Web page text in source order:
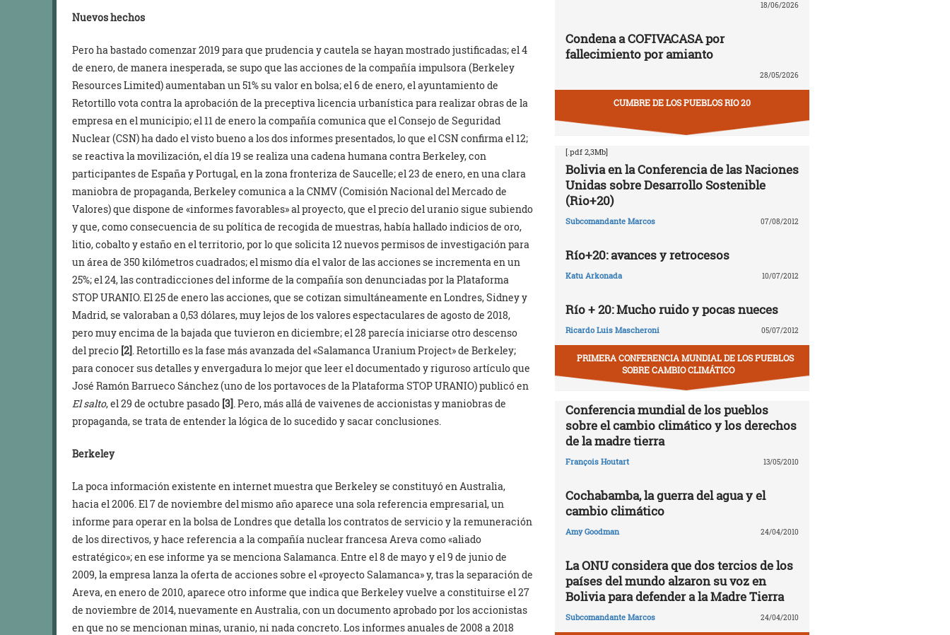
Nuevos hechos
Pero ha bastado comenzar 2019 para que prudencia y cautela se hayan mostrado justificadas; el 4
de enero, de manera inesperada, se supo que las acciones de la compañía impulsora (Berkeley
Resources Limited) aumentaban un 51% su valor en bolsa; el 6 de enero, el ayuntamiento de
Retortillo vota contra la aprobación de la preceptiva licencia urbanística para realizar obras de la
empresa en el municipio; el 11 de enero la compañía comunica que el Consejo de Seguridad
Nuclear (CSN) ha dado el visto bueno a los dos informes presentados, lo que el CSN confirma el 12;
se reactiva la movilización, el día 19 se realiza una cadena humana contra Berkeley, con
participantes de España y Portugal, en la zona fronteriza de Saucelle; el 23 de enero, en una clara
maniobra de propaganda, Berkeley comunica a la CNMV (Comisión Nacional del Mercado de
Valores) que dispone de «informes favorables» al proyecto, que el precio del uranio sigue subiendo
y que, como consecuencia de su política de recogida de muestras, había hallado indicios de oro,
litio, cobalto y estaño en el territorio, por lo que solicita 12 nuevos permisos de investigación para
un área de 350 kilómetros cuadrados; el mismo día el valor de las acciones se incrementa en un
25%; el 24, las contradicciones del informe de la compañía son denunciadas por la Plataforma
STOP URANIO. El 25 de enero las acciones, que se cotizan simultáneamente en Londres, Sidney y
Madrid, se valoraban a 0,53 dólares, muy lejos de los valores espectaculares de agosto de 2018,
pero muy encima de la bajada que tuvieron en diciembre; el 28 parecía iniciarse otro descenso
del precio [2]. Retortillo es la fase más avanzada del «Salamanca Uranium Project» de Berkeley;
para conocer sus detalles y envergadura lo mejor que leer el documentado y riguroso artículo que
José Ramón Barrueco Sánchez (uno de los portavoces de la Plataforma STOP URANIO) publicó en
El salto, el 29 de octubre pasado [3]. Pero, más allá de vaivenes de accionistas y maniobras de
propaganda, se trata de entender la lógica de lo sucedido y sacar conclusiones.
Berkeley
La poca información existente en internet muestra que Berkeley se constituyó en Australia,
hacia el 2006. El 7 de noviembre del mismo año aparece una sola referencia empresarial, un
informe para operar en la bolsa de Londres que detalla los contratos de servicio y la remuneración
de los directivos, y hace referencia a la compañía nuclear francesa Areva como «aliado
estratégico»; en ese informe ya se menciona Salamanca. Entre el 8 de mayo y el 9 de junio de
2009, la empresa lanza la oferta de acciones sobre el «proyecto Salamanca» y, tras la separación de
Areva, en enero de 2010, aparece otro informe que indica que Berkeley vuelve a constituirse el 27
de noviembre de 2014, nuevamente en Australia, con un documento aprobado por los accionistas
en que no se mencionan minas, uranio, ni nada concreto. Los informes anuales de 2008 a 2018
18/06/2026
Condena a COFIVACASA por
fallecimiento por amianto
28/05/2026
CUMBRE DE LOS PUEBLOS RIO 20
[.pdf 2,3Mb]
Bolivia en la Conferencia de las Naciones
Unidas sobre Desarrollo Sostenible
(Rio+20)
Subcomandante Marcos 07/08/2012
Río+20: avances y retrocesos
Katu Arkonada 10/07/2012
Río + 20: Mucho ruido y pocas nueces
Ricardo Luis Mascheroni 05/07/2012
PRIMERA CONFERENCIA MUNDIAL DE LOS PUEBLOS
SOBRE CAMBIO CLIMÁTICO
Conferencia mundial de los pueblos
sobre el cambio climático y los derechos
de la madre tierra
François Houtart 13/05/2010
Cochabamba, la guerra del agua y el
cambio climático
Amy Goodman 24/04/2010
La ONU considera que dos tercios de los
países del mundo alzaron su voz en
Bolivia para defender a la Madre Tierra
Subcomandante Marcos 24/04/2010